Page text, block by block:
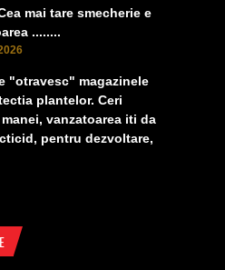
mai tare smecherie e
........
"otravesc" magazinele
plantelor. Ceri
vanzatoarea iti da
pentru dezvoltare,